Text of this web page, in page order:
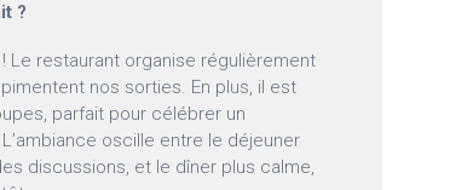
?
! Le restaurant organise régulièrement
nos sorties. En plus, il est
parfait pour célébrer un
oscille entre le déjeuner
discussions, et le dîner plus calme,